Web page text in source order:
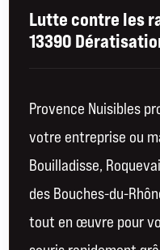
Lutte contre les
13390
Provence Nuisibles
votre entreprise ou
Bouilladisse,
des Bouches-du-
tout en œuvre pour